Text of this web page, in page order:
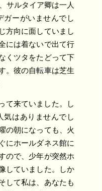
サルタイア卿は一人
ガーがいませんでし
方向に面していまし
には着ないで出て行
くツタをたどって下
。彼の自転車は芝生
て来ていました。し
気はありませんでし
の朝になっても、火
にホールダネス館に
ので、少年が突然ホ
していました。しか
して私は、あなたも